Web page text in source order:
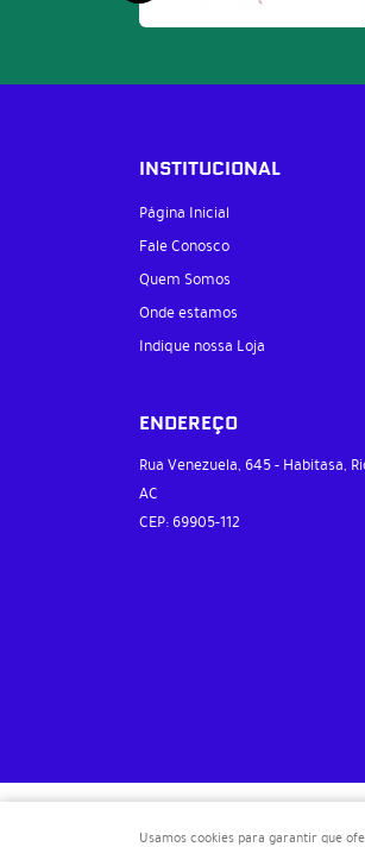
INSTITUCIONAL
Página Inicial
Fale Conosco
Quem Somos
Onde estamos
Indique nossa Loja
ENDEREÇO
Rua Venezuela, 645- Habitasa,
AC
CEP: 69905-112
Usamos cookies para garantir que